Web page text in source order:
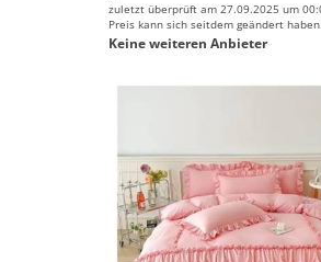
zuletzt überprüft am 27.09.2025 um
Preis kann sich seitdem geändert haben.
Keine weiteren Anbieter